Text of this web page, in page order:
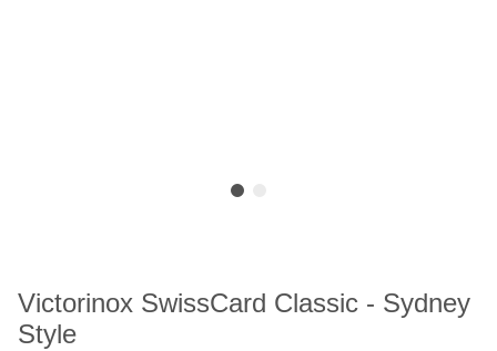
Victorinox SwissCard Classic - Sydney
Style